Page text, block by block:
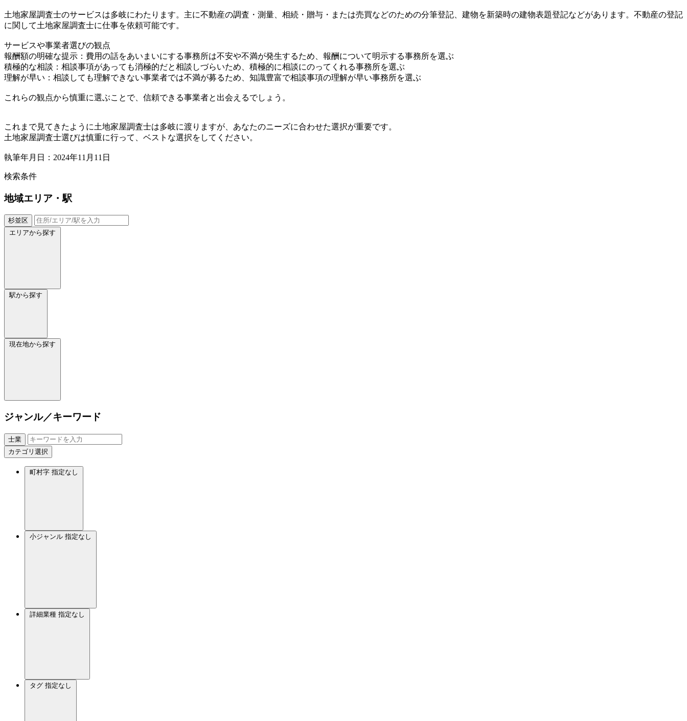
土地家屋調査士のサービスは多岐にわたります。主に不動産の調査・測量、相続・贈与・または売買などのための分筆登記、建物を新築時の建物表題登記などがあります。不動産の登記
に関して土地家屋調査士に仕事を依頼可能です。
サービスや事業者選びの観点
報酬額の明確な提示：費用の話をあいまいにする事務所は不安や不満が発生するため、報酬について明示する事務所を選ぶ
積極的な相談：相談事項があっても消極的だと相談しづらいため、積極的に相談にのってくれる事務所を選ぶ
理解が早い：相談しても理解できない事業者では不満が募るため、知識豊富で相談事項の理解が早い事務所を選ぶ
これらの観点から慎重に選ぶことで、信頼できる事業者と出会えるでしょう。
これまで見てきたように土地家屋調査士は多岐に渡りますが、あなたのニーズに合わせた選択が重要です。
土地家屋調査士選びは慎重に行って、ベストな選択をしてください。
執筆年月日：2024年11月11日
検索条件
地域エリア・駅
杉並区
エリアから探す
駅から探す
現在地から探す
ジャンル／キーワード
士業
カテゴリ選択
町村字 指定なし
小ジャンル 指定なし
詳細業種 指定なし
タグ 指定なし